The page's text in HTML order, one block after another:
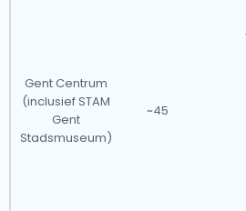
Gent Centrum
(inclusief STAM
Gent
Stadsmuseum)
~45